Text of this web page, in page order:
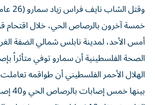
وقتل
خمسة آخرون بالرصاص الحي، خلال اقتحام
أمس الأحد، لمدينة نابلس شمالي الضفة
الصحة الفلسطينية أن سمارو توفي متأثراً
بينها